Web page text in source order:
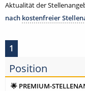
Aktualität der
nach kostenfreier
1
Position
🌟 PREMIUM-